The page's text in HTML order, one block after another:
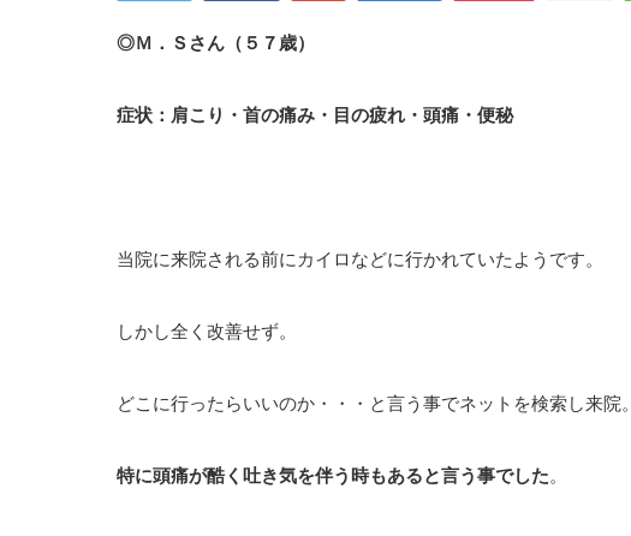
◎Ｍ．Ｓさん（５７歳）
症状：肩こり・首の痛み・目の疲れ・頭痛・便秘
当院に来院される前にカイロなどに行かれていたようです。
しかし全く改善せず。
どこに行ったらいいのか・・・と言う事でネットを検索し来院。
特に頭痛が酷く吐き気を伴う時もあると言う事でした。